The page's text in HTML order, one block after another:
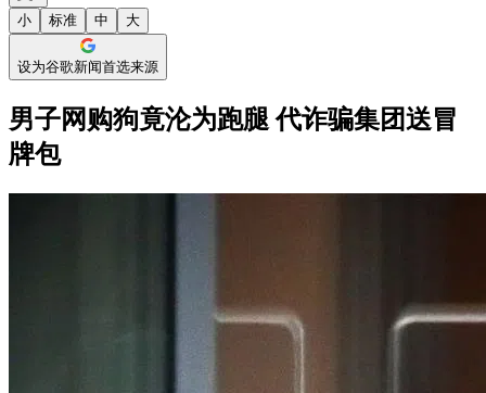
小 标准 中 大
设为谷歌新闻首选来源
男子网购狗竟沦为跑腿 代诈骗集团送冒
牌包